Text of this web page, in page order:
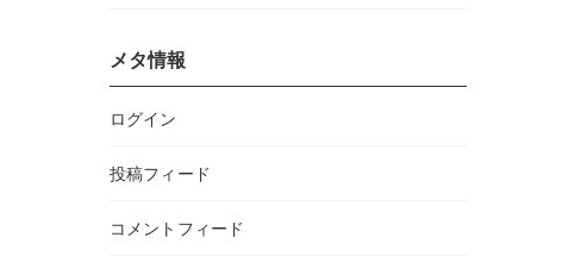
メタ情報
ログイン
投稿フィード
コメントフィード